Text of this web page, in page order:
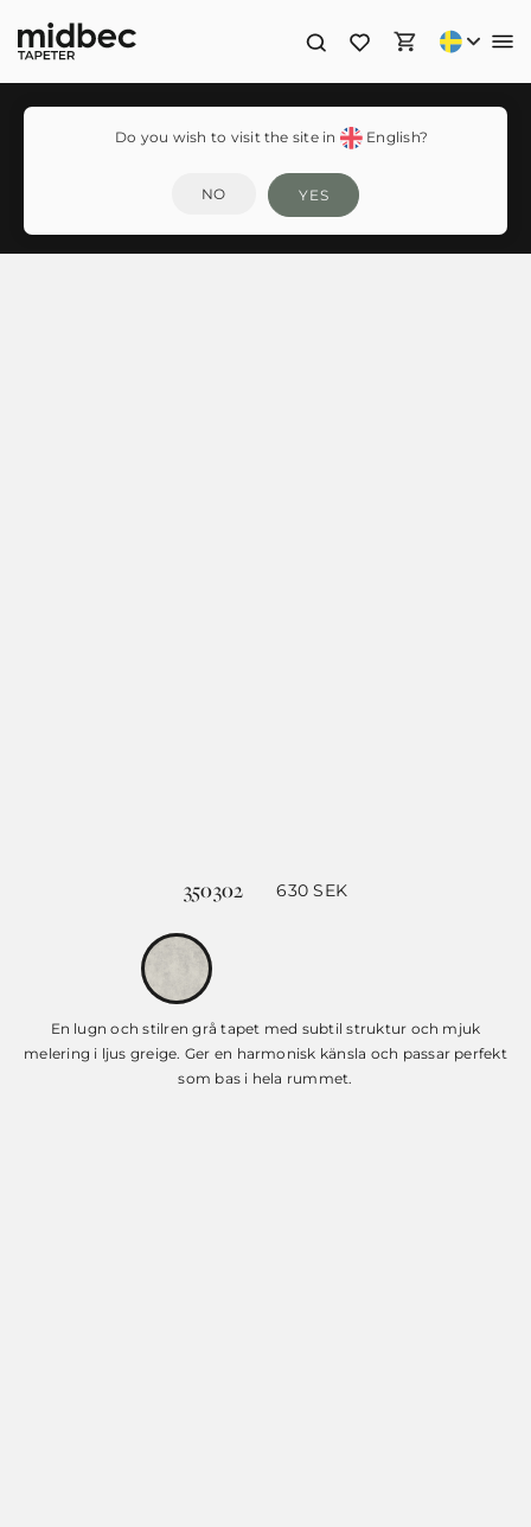
Industri 3
350302 630SEK
En lugn och stilren grå tapet med subtil struktur och mjuk
melering i ljus greige. Ger en harmonisk känsla och passar perfekt
som bas i hela rummet.
Do you wish to visit the site in English?
NO YES